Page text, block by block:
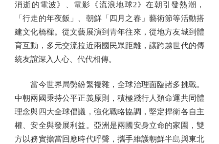
消逝的電波》、電影《流浪地球2》在朝引發熱潮，
「行走的年夜飯」、朝鮮「四月之春」藝術節等活動搭
建文化橋樑。從文藝展演到青年往來，從地方友城到體
育互動，多元交流拉近兩國民眾距離，讓跨越世代的傳
統友誼深入人心、代代相傳。
當今世界局勢紛繁複雜，全球治理面臨諸多挑戰。
中朝兩國秉持公平正義原則，積極踐行人類命運共同體
理念與四大全球倡議，強化戰略協調，堅定捍衛各自主
權、安全與發展利益。亞洲是兩國安身立命的家園，雙
方以務實擔當回應時代呼聲，攜手維護朝鮮半島與東北